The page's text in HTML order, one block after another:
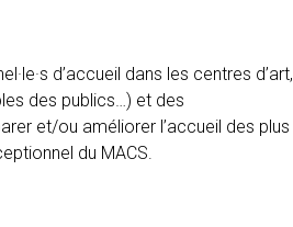
d’accueil dans les centres d’art,
des publics…) et des
et/ou améliorer l’accueil des plus
du MACS.